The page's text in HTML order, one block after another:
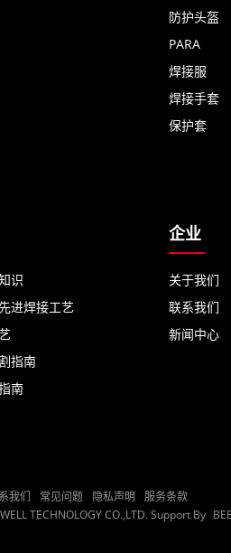
防护头盔
PARA
焊接服
焊接手套
保护套
识
进焊接工艺
指南
南
企业
关于我们
联系我们
新闻中心
我们 常见问题 隐私声明
服务条款
TECHNOLOGY CO.,LTD.Support By